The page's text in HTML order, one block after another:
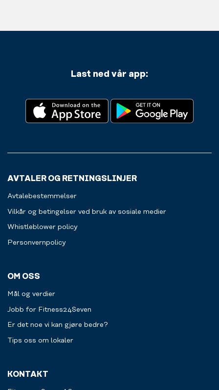
Last ned vår app:
AVTALER OG RETNINGSLINJER
Avtalebestemmelser
Vilkår og betingelser ved bruk av sosiale medier
Whistleblower policy
Personvernpolicy
OM OSS
Mål og verdier
Jobb for Fitness24Seven
Er det noe vi kan gjøre bedre?
Tips oss om lokaler
KONTAKT